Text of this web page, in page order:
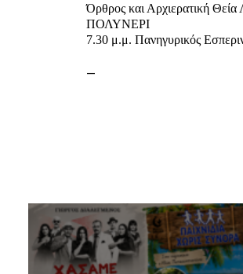
Όρθρος και Αρχιερατική Θεία
ΠΟΛΥΝΕΡΙ
7.30 μ.μ. Πανηγυρικός
—